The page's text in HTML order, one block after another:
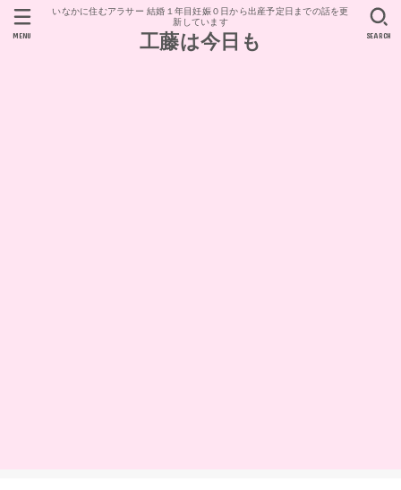
いなかに住むアラサー 結婚１年目妊娠０日から出産予定日までの話を更
新しています
工藤は今日も SEARCH
MENU